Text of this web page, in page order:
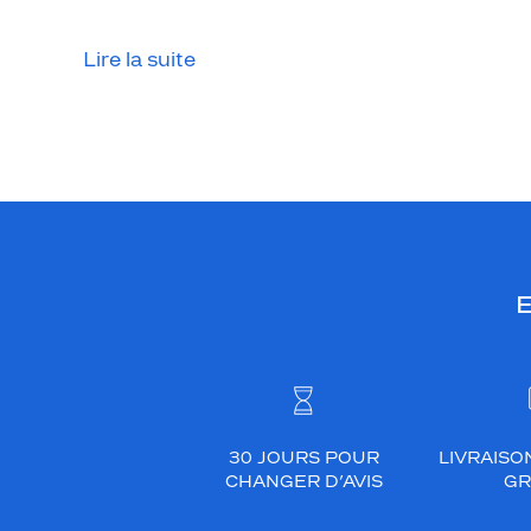
Lire la suite
30 JOURS POUR
CHANGER D’AVIS